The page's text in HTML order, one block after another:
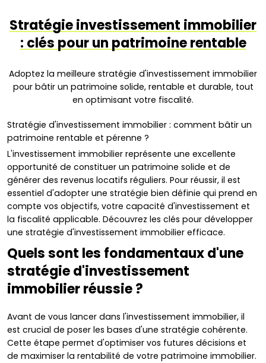
Stratégie investissement immobilier
: clés pour un patrimoine rentable
Adoptez la meilleure stratégie d'investissement immobilier
pour bâtir un patrimoine solide, rentable et durable, tout
en optimisant votre fiscalité.
Stratégie d'investissement immobilier : comment bâtir un
patrimoine rentable et pérenne ?
L'investissement immobilier représente une excellente
opportunité de constituer un patrimoine solide et de
générer des revenus locatifs réguliers. Pour réussir, il est
essentiel d'adopter une stratégie bien définie qui prend en
compte vos objectifs, votre capacité d'investissement et
la fiscalité applicable. Découvrez les clés pour développer
une stratégie d'investissement immobilier efficace.
Quels sont les fondamentaux d'une
stratégie d'investissement
immobilier réussie ?
Avant de vous lancer dans l'investissement immobilier, il
est crucial de poser les bases d'une stratégie cohérente.
Cette étape permet d'optimiser vos futures décisions et
de maximiser la rentabilité de votre patrimoine immobilier.